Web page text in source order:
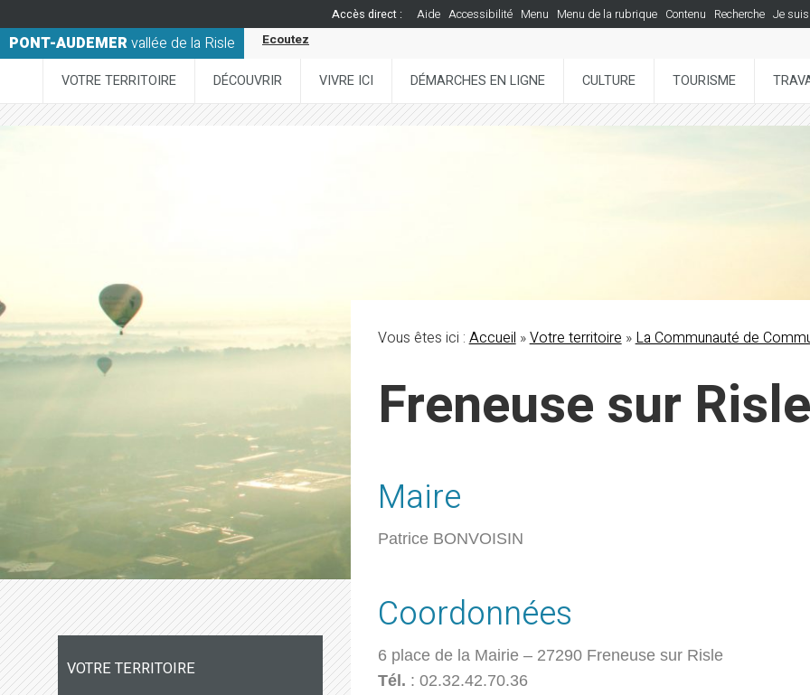
Accès direct : Aide Accessibilité Menu Menu de la rubrique Contenu Recherche Je suis
PONT-AUDEMERvallée de la Risle Ecoutez
VOTRE TERRITOIRE DÉCOUVRIR VIVRE ICI DÉMARCHES EN LIGNE CULTURE TOURISME
VOTRE TERRITOIRE
Vous êtes ici : Accueil »Votre territoire » La Communauté de
Freneuse sur Risle
Maire
Patrice BONVOISIN
Coordonnées
6 place de la Mairie – 27290 Freneuse sur Risle
Tél. : 02.32.42.70.36